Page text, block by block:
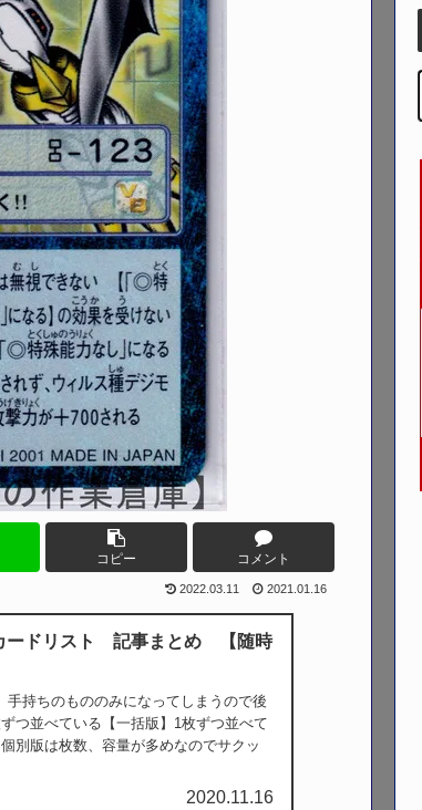
コピー コメント
2022.03.11 2021.01.16
ードリスト 記事まとめ 【随時
手持ちのもののみになってしまうので後
つ並べている【一括版】1枚ずつ並べて
別版は枚数、容量が多めなのでサクッ
2020.11.16